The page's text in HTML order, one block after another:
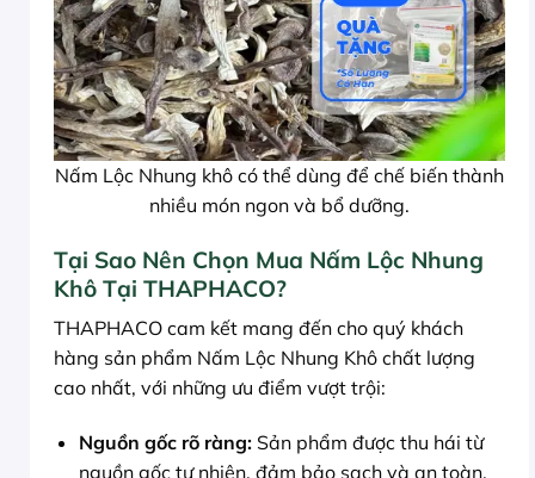
Nấm Lộc Nhung khô có thể dùng để chế biến thành
nhiều món ngon và bổ dưỡng.
Tại Sao Nên Chọn Mua Nấm Lộc Nhung
Khô Tại THAPHACO?
THAPHACO cam kết mang đến cho quý khách
hàng sản phẩm Nấm Lộc Nhung Khô chất lượng
cao nhất, với những ưu điểm vượt trội:
Nguồn gốc rõ ràng:Sản phẩm được thu hái từ
nguồn gốc tự nhiên, đảm bảo sạch và an toàn.